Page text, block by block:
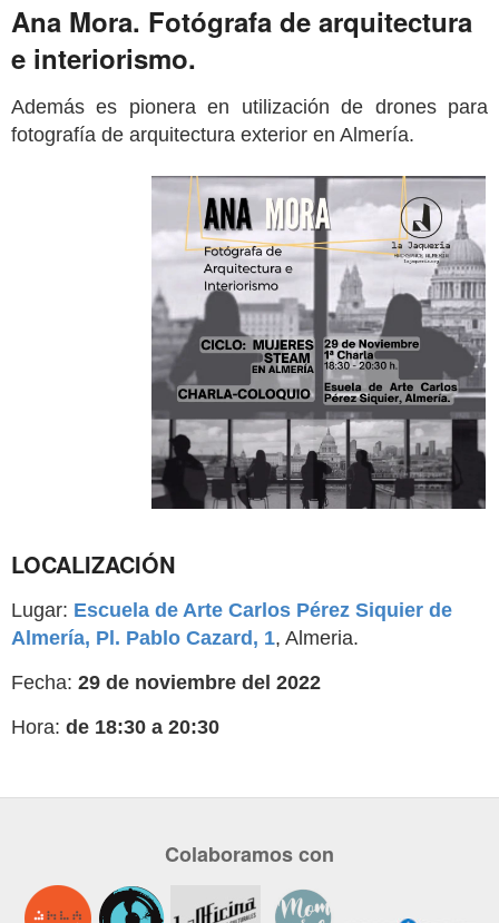
Ana Mora. Fotógrafa de arquitectura
e interiorismo.
Además es pionera en utilización de drones para
fotografía de arquitectura exterior en Almería.
LOCALIZACIÓN
Lugar: Escuela de Arte Carlos Pérez Siquier de
Almería, Pl. Pablo Cazard, 1, Almeria.
Fecha: 29 de noviembre del 2022
Hora: de 18:30 a 20:30
Colaboramos con